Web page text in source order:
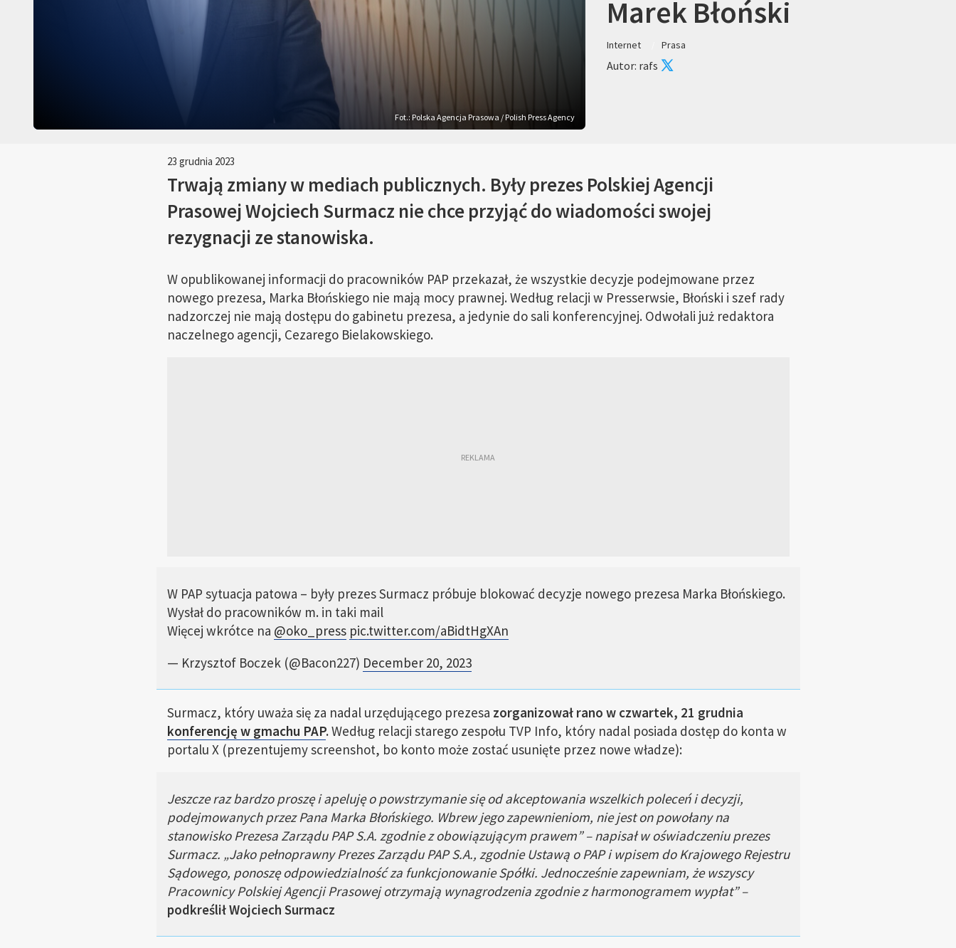
Marek Błoński
Internet Prasa
Autor: rafs
Fot.: Polska Agencja Prasowa / Polish Press Agency
23 grudnia 2023
Trwają zmiany w mediach publicznych. Były prezes Polskiej Agencji
Prasowej Wojciech Surmacz nie chce przyjąć do wiadomości swojej
rezygnacji ze stanowiska.
W opublikowanej informacji do pracowników PAP przekazał, że wszystkie decyzje podejmowane przez
nowego prezesa, Marka Błońskiego nie mają mocy prawnej. Według relacji w Presserwsie, Błoński i szef rady
nadzorczej nie mają dostępu do gabinetu prezesa, a jedynie do sali konferencyjnej. Odwołali już redaktora
naczelnego agencji, Cezarego Bielakowskiego.
W PAP sytuacja patowa – były prezes Surmacz próbuje blokować decyzje nowego prezesa Marka Błońskiego.
Wysłał do pracowników m. in taki mail
Więcej wkrótce na @oko_press pic.twitter.com/aBidtHgXAn
— Krzysztof Boczek (@Bacon227) December 20, 2023
Surmacz, który uważa się za nadal urzędującego prezesa zorganizował rano w czwartek, 21 grudnia
konferencję w gmachu PAP.Według relacji starego zespołu TVP Info, który nadal posiada dostęp do konta w
portalu X (prezentujemy screenshot, bo konto może zostać usunięte przez nowe władze):
Jeszcze raz bardzo proszę i apeluję o powstrzymanie się od akceptowania wszelkich poleceń i decyzji,
podejmowanych przez Pana Marka Błońskiego. Wbrew jego zapewnieniom, nie jest on powołany na
stanowisko Prezesa Zarządu PAP S.A. zgodnie z obowiązującym prawem” – napisał w oświadczeniu prezes
Surmacz. „Jako pełnoprawny Prezes Zarządu PAP S.A., zgodnie Ustawą o PAP i wpisem do Krajowego Rejestru
Sądowego, ponoszę odpowiedzialność za funkcjonowanie Spółki. Jednocześnie zapewniam, że wszyscy
Pracownicy Polskiej Agencji Prasowej otrzymają wynagrodzenia zgodnie z harmonogramem wypłat” –
podkreślił Wojciech Surmacz